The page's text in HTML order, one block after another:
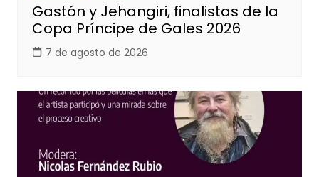
Gastón y Jehangiri, finalistas de la
Copa Príncipe de Gales 2026
7 de agosto de 2026